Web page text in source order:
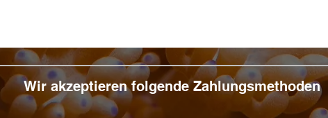
Wir akzeptieren folgende Zahlungsmethoden